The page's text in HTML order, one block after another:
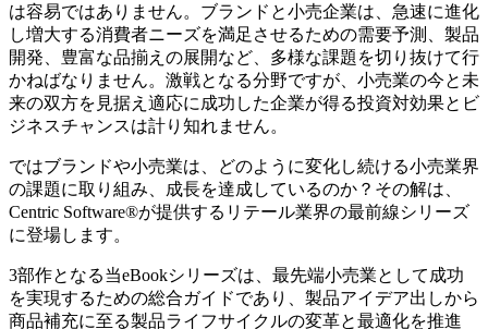
は容易ではありません。ブランドと小売企業は、急速に進化
し増大する消費者ニーズを満足させるための需要予測、製品
開発、豊富な品揃えの展開など、多様な課題を切り抜けて行
かねばなりません。激戦となる分野ですが、小売業の今と未
来の双方を見据え適応に成功した企業が得る投資対効果とビ
ジネスチャンスは計り知れません。
ではブランドや小売業は、どのように変化し続ける小売業界
の課題に取り組み、成長を達成しているのか？その解は、
Centric Software®が提供するリテール業界の最前線シリーズ
に登場します。
3部作となる当eBookシリーズは、最先端小売業として成功
を実現するための総合ガイドであり、製品アイデア出しから
商品補充に至る製品ライフサイクルの変革と最適化を推進